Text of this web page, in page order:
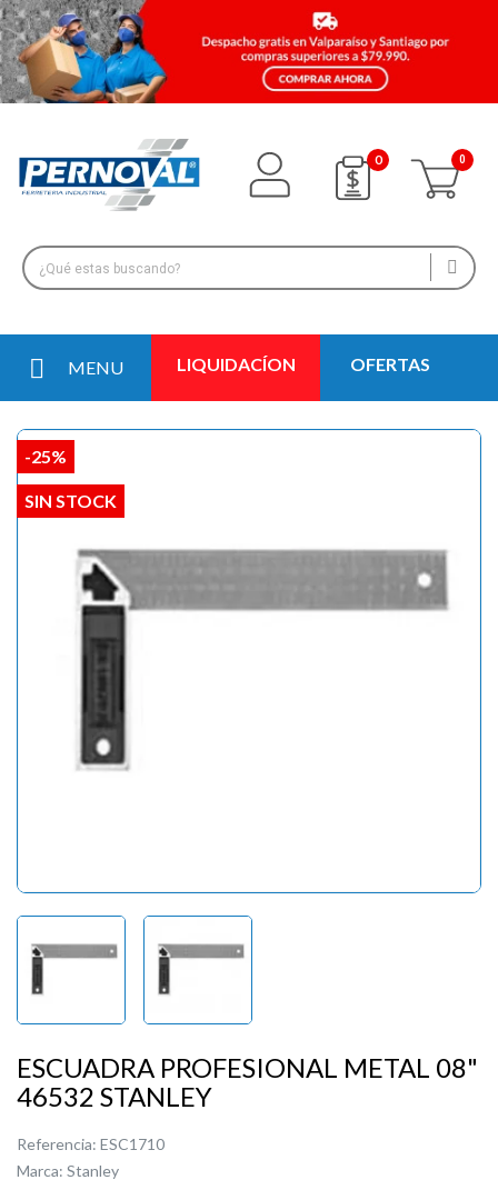
0
MENU LIQUIDACÍON OFERTAS
-25%
SIN STOCK
ESCUADRA PROFESIONAL METAL 08"
46532 STANLEY
Referencia: ESC1710
Marca: Stanley